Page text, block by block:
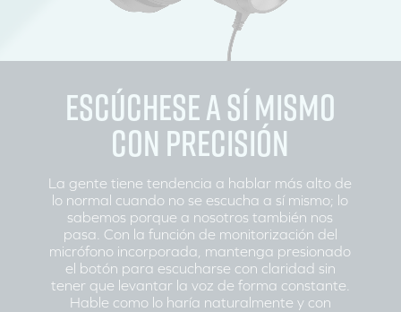
ESCÚCHESE A SÍ MISMO
CON PRECISIÓN
La gente tiene tendencia a hablar más alto de
lo normal cuando no se escucha a sí mismo; lo
sabemos porque a nosotros también nos
pasa. Con la función de monitorización del
micrófono incorporada, mantenga presionado
el botón para escucharse con claridad sin
tener que levantar la voz de forma constante.
Hable como lo haría naturalmente y con